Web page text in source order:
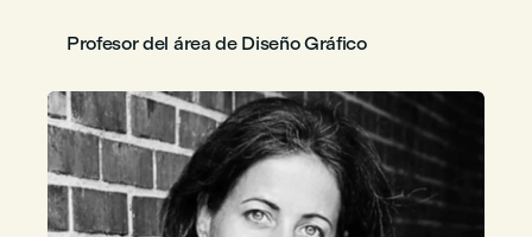
Profesor del área de Diseño Gráfico